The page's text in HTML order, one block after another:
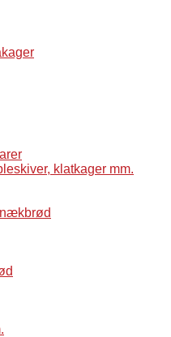
klatkager mm.